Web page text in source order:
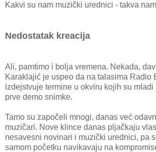
Kakvi su nam muzički urednici - takva
Nedostatak kreacija
Ali, pamtimo i bolja vremena. Nekada,
Karaklajić je uspeo da na talasima Radio
izdejstvuje termine u okviru kojih su
prve demo snimke.
Tamo su započeli mnogi, danas već
muzičari. Nove klince danas pljačkaju
nesavesni novinari i muzički urednici, pa
samom početku navikavaju na